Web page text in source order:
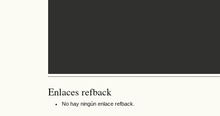
Enlaces refback
No hay ningún enlace refback.